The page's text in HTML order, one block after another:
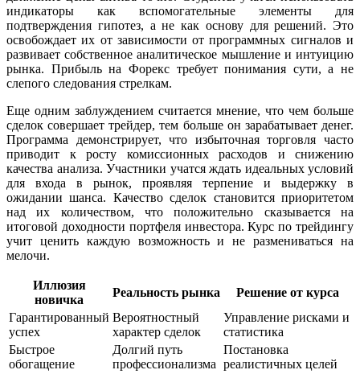
индикаторы как вспомогательные элементы для
подтверждения гипотез, а не как основу для решений. Это
освобождает их от зависимости от программных сигналов и
развивает собственное аналитическое мышление и интуицию
рынка. Прибыль на Форекс требует понимания сути, а не
слепого следования стрелкам.
Еще одним заблуждением считается мнение, что чем больше
сделок совершает трейдер, тем больше он зарабатывает денег.
Программа демонстрирует, что избыточная торговля часто
приводит к росту комиссионных расходов и снижению
качества анализа. Участники учатся ждать идеальных условий
для входа в рынок, проявляя терпение и выдержку в
ожидании шанса. Качество сделок становится приоритетом
над их количеством, что положительно сказывается на
итоговой доходности портфеля инвестора. Курс по трейдингу
учит ценить каждую возможность и не размениваться на
мелочи.
Иллюзия
новичка
Реальность рынка
Решение от курса
Гарантированный
успех
Вероятностный
характер сделок
Управление рисками и
статистика
Быстрое
обогащение
Долгий путь
профессионализма
Постановка
реалистичных целей